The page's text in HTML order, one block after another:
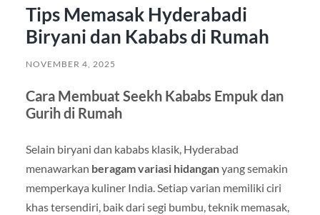
Tips Memasak Hyderabadi
Biryani dan Kababs di Rumah
NOVEMBER 4, 2025
Cara Membuat Seekh Kababs Empuk dan
Gurih di Rumah
Selain biryani dan kababs klasik, Hyderabad
menawarkan beragam variasi hidanganyang semakin
memperkaya kuliner India. Setiap varian memiliki ciri
khas tersendiri, baik dari segi bumbu, teknik memasak,